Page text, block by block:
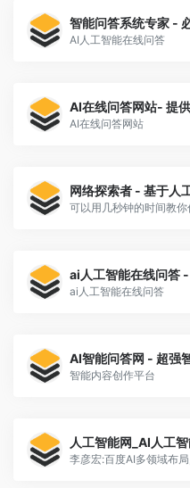
智能问答系统专家 -
AI人工智能在线问答
AI在线问答网站- 提
AI在线问答网站
网络探索者 - 基于人
可以用几秒钟的时间教
ai人工智能在线问答
ai人工智能在线问答
AI智能问答网 - 超强
智能内容创作平台
人工智能网_AI人工